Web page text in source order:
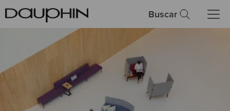
Buscar